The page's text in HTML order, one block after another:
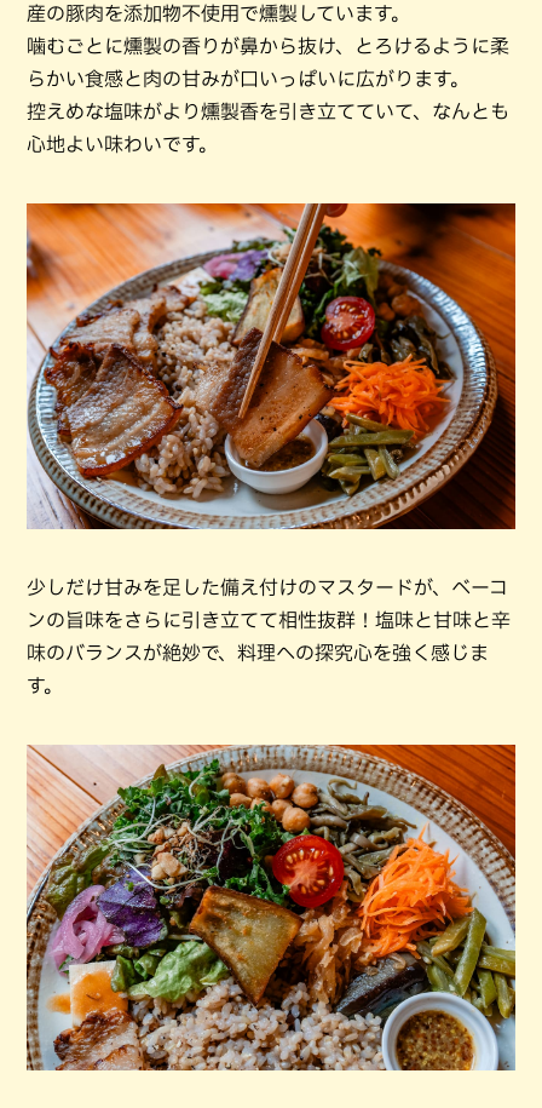
産の豚肉を添加物不使用で燻製しています。
噛むごとに燻製の香りが鼻から抜け、とろけるように柔
らかい食感と肉の甘みが口いっぱいに広がります。
控えめな塩味がより燻製香を引き立てていて、なんとも
心地よい味わいです。
少しだけ甘みを足した備え付けのマスタードが、ベーコ
ンの旨味をさらに引き立てて相性抜群！塩味と甘味と辛
味のバランスが絶妙で、料理への探究心を強く感じま
す。